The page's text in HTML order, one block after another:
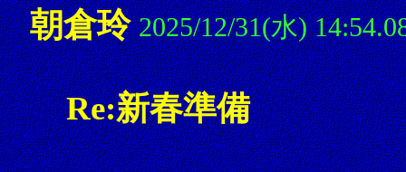
朝倉玲 2025/12/31(水)
Re:新春準備